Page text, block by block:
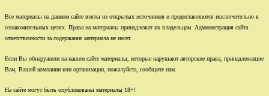
Все материалы на данном сайте взяты из открытых источников и предоставляются исключительно в
ознакомительных целях. Права на материалы принадлежат их владельцам. Администрация сайта
ответственности за содержание материала не несет.
Если Вы обнаружили на нашем сайте материалы, которые нарушают авторские права, принадлежащие
Вам, Вашей компании или организации, пожалуйста, сообщите нам.
На сайте могут быть опубликованы материалы 18+!